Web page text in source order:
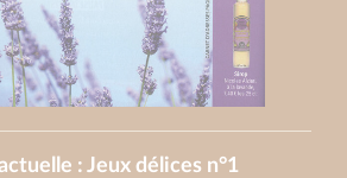
: Jeux délices n°1